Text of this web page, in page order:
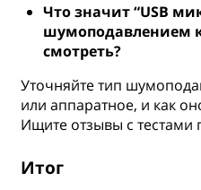
Что значит “USB
шумоподавлением
смотреть?
Уточняйте тип
или аппаратное, и как
Ищите отзывы с тестами
Итог